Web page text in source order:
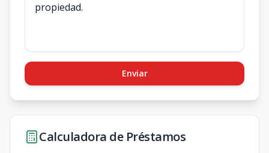
Enviar
Calculadora de Préstamos